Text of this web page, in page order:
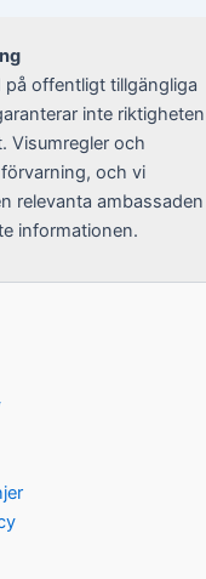
offentligt tillgängliga
inte riktigheten
Visumregler och
och vi
relevanta ambassaden
informationen.